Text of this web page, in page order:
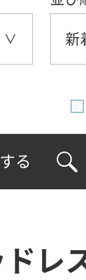
新
る
ドレ